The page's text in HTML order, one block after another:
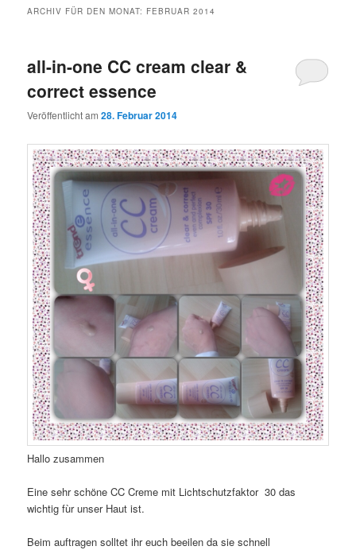
ARCHIV FÜR DEN MONAT: FEBRUAR 2014
all-in-one CC cream clear &
correct essence
Veröffentlicht am28. Februar 2014
Hallo zusammen
Eine sehr schöne CC Creme mit Lichtschutzfaktor 30 das
wichtig fùr unser Haut ist.
Beim auftragen solltet ihr euch beeilen da sie schnell